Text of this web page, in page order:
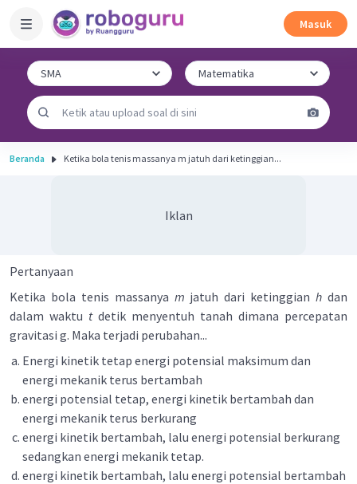
Masuk
Beranda Ketika bola tenis massanya m jatuh dari ketinggian...
Iklan
Pertanyaan
Ketika bola tenis massanya m jatuh dari ketinggianh dan
dalam waktu tdetik menyentuh tanah dimana percepatan
gravitasi g. Maka terjadi perubahan...
Energi kinetik tetap energi potensial maksimum dan
energi mekanik terus bertambah
energi potensial tetap, energi kinetik bertambah dan
energi mekanik terus berkurang
energi kinetik bertambah, lalu energi potensial berkurang
sedangkan energi mekanik tetap.
energi kinetik bertambah, lalu energi potensial bertambah